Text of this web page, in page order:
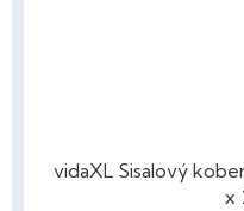
vidaXL Sisalový
x